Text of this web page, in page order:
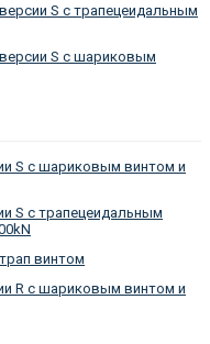
S c трапецеидальным
S c шариковым
S c шариковым винтом и
S c трапецеидальным
винтом
R c шариковым винтом и